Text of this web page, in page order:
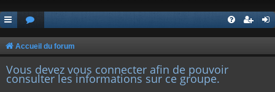
Accueil du forum
Vous devez vous connecter afin de pouvoir
consulter les informations sur ce groupe.